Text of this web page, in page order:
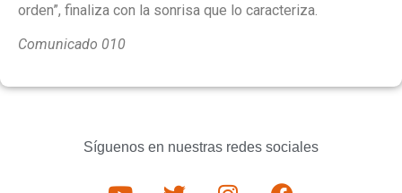
orden”, finaliza con la sonrisa que lo caracteriza.
Comunicado 010
Síguenos en nuestras redes sociales